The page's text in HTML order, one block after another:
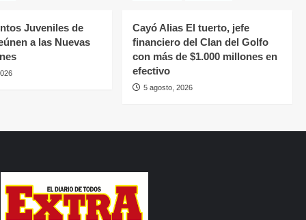
Juveniles de
a las Nuevas
Cayó Alias El tuerto, jefe
financiero del Clan del Golfo
con más de $1.000 millones en
efectivo
5 agosto, 2026